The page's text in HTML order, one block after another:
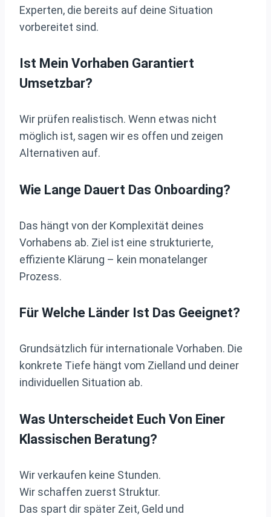
Experten, die bereits auf deine Situation
vorbereitet sind.
Ist Mein Vorhaben Garantiert
Umsetzbar?
Wir prüfen realistisch. Wenn etwas nicht
möglich ist, sagen wir es offen und zeigen
Alternativen auf.
Wie Lange Dauert Das Onboarding?
Das hängt von der Komplexität deines
Vorhabens ab. Ziel ist eine strukturierte,
effiziente Klärung – kein monatelanger
Prozess.
Für Welche Länder Ist Das Geeignet?
Grundsätzlich für internationale Vorhaben. Die
konkrete Tiefe hängt vom Zielland und deiner
individuellen Situation ab.
Was Unterscheidet Euch Von Einer
Klassischen Beratung?
Wir verkaufen keine Stunden.
Wir schaffen zuerst Struktur.
Das spart dir später Zeit, Geld und